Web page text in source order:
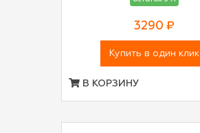
3290 ₽
Купить в один клик
В КОРЗИНУ